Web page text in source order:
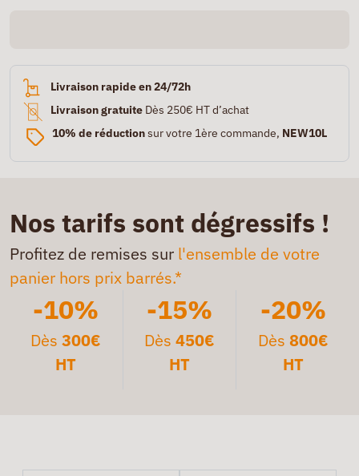
Livraison rapide en 24/72h
Livraison gratuite Dès 250€ HT d’achat
10% de réductionsur votre 1ère commande, NEW10L
Nos tarifs sont dégressifs !
Profitez de remises sur l'ensemble de votre
panier hors prix barrés.*
-10%
Dès300€
HT
-15%
Dès 450€
HT
-20%
Dès 800€
HT